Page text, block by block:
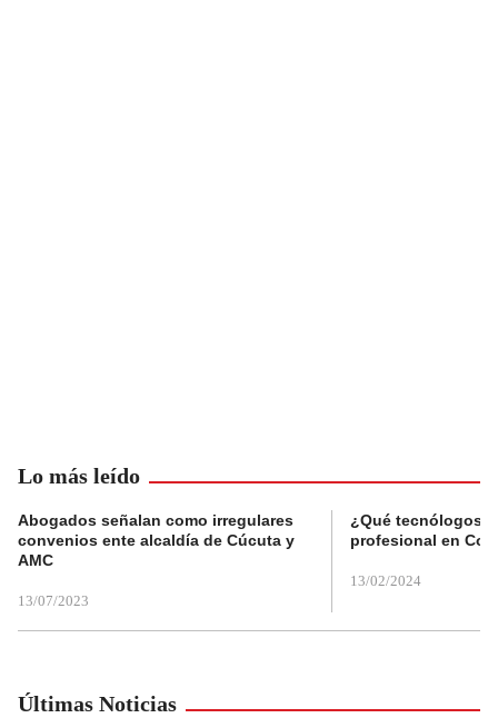
Lo más leído
Abogados señalan como irregulares
convenios ente alcaldía de Cúcuta y
AMC
13/07/2023
¿Qué tecnólogos
profesional en
13/02/2024
Últimas Noticias